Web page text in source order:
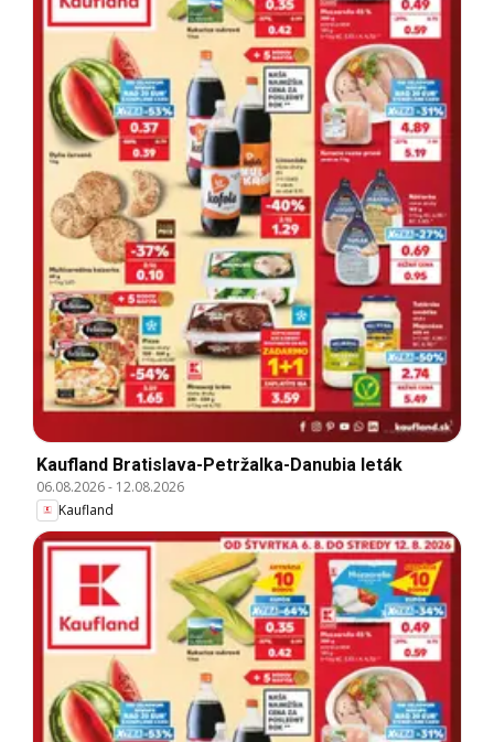
Kaufland Bratislava-Petržalka-Danubia leták
06.08.2026- 12.08.2026
Kaufland